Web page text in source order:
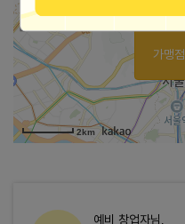
2km
가맹
예비 창업자님,